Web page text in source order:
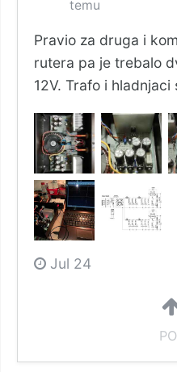
temu
Pravio za druga i
rutera pa je trebalo
12V. Trafo i
Jul 24